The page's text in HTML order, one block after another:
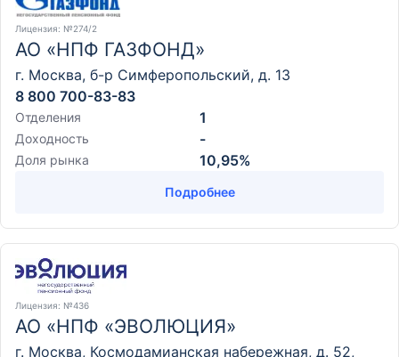
Лицензия: №274/2
АО «НПФ ГАЗФОНД»
г. Москва, б-р Симферопольский, д. 13
8 800 700-83-83
Отделения 1
Доходность -
Доля рынка 10,95%
Подробнее
Лицензия: №436
АО «НПФ «ЭВОЛЮЦИЯ»
г. Москва, Космодамианская набережная, д. 52,